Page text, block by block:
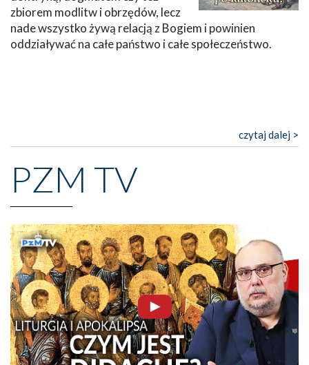
zbiorem modlitw i obrzędów, lecz
nade wszystko żywą relacją z Bogiem i powinien
oddziaływać na całe państwo i całe społeczeństwo.
czytaj dalej >
PZM TV